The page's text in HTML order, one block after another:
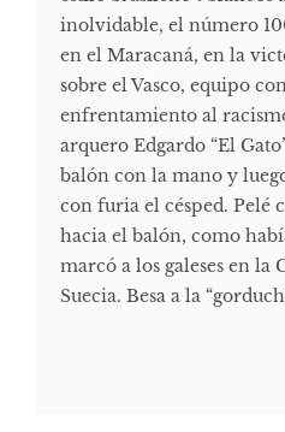
inolvidable, el número
en el Maracaná, en la
sobre el Vasco, equipo
enfrentamiento al
arquero Edgardo “El
balón con la mano y
con furia el césped. Pelé
hacia el balón, como
marcó a los galeses en la
Suecia. Besa a la